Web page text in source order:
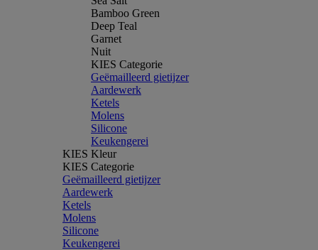
Bamboo Green
Deep Teal
Garnet
Nuit
KIES Categorie
Geëmailleerd gietijzer
Aardewerk
Ketels
Molens
Silicone
Keukengerei
KIES Kleur
KIES Categorie
Geëmailleerd gietijzer
Aardewerk
Ketels
Molens
Silicone
Keukengerei